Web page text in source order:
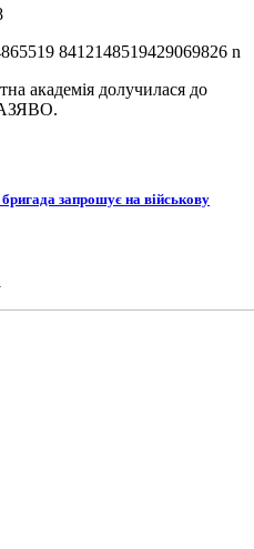
академія долучилася до
запрошує на військову